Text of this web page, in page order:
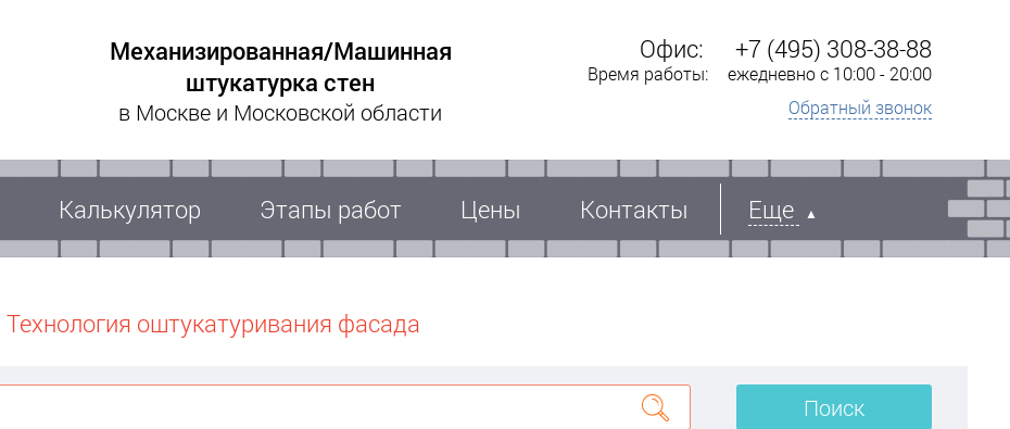
Механизированная/Машинная
штукатурка стен
в Москве и Московской области
Офис: +7 (495) 308-38-88
Время работы:
ежедневно с 10:00 - 20:00
Обратный звонок
Калькулятор Этапы работ Цены Контакты Еще
Технология оштукатуривания фасада
Поиск